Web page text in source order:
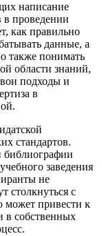
написание
в проведении
как правильно
данные, а
также понимать
области знаний,
подходы и
в
стандартов.
библиографии
заведения
не
столкнуться с
может привести к
в собственных